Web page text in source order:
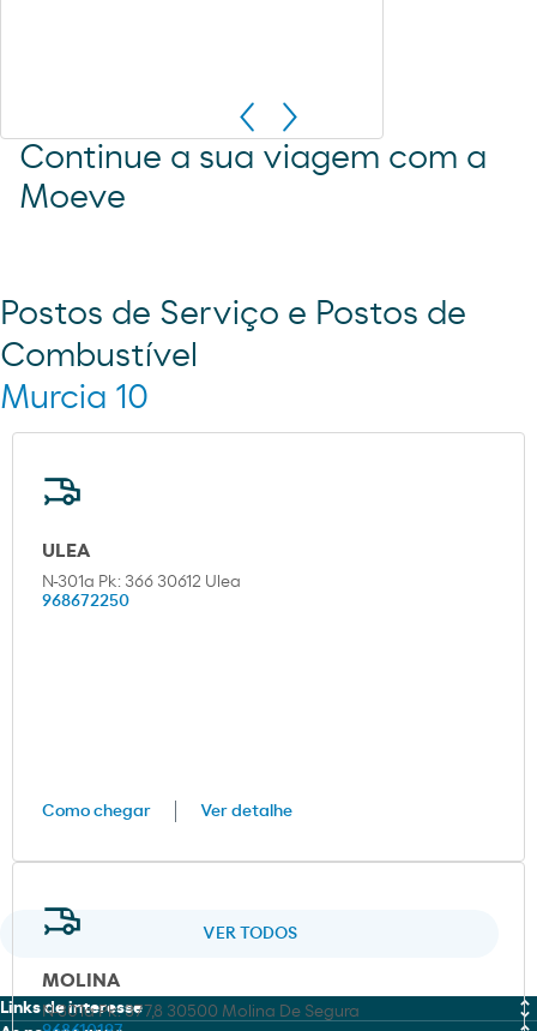
Continue a sua viagem com a
Moeve
Postos de Serviço e Postos de
Combustível
Murcia 10
VER TODOS
ULEA
N-301a Pk: 366 30612 Ulea
968672250
Como chegar Ver detalhe
MOLINA
N-301a Pk: 377,8 30500 Molina De Segura
Links de interesse